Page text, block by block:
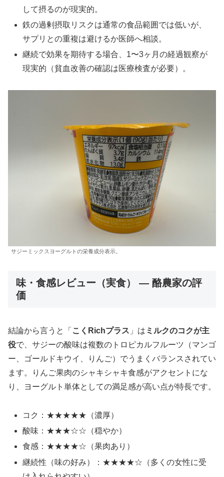
して摂るのが現実的。
鉄の過剰摂取リスクは通常の食品範囲では低いが、
サプリとの重複は避けるか医師へ相談。
継続で効果を期待する場合、1〜3ヶ月の経過観察が
現実的（貧血改善の確認は医療検査が必要）。
サジーミックスヨーグルトの栄養成分表示。
味・食感レビュー（実食） — 酪農家の評
価
結論から言うと「 こくRichプラス 」は ミルクのコクが主
役で、サジーの酸味は複数のトロピカルフルーツ（マンゴ
ー、ゴールドキウイ、りんご）でうまくバランスされてい
ます。りんご果肉のシャキシャキ食感がアクセントにな
り、ヨーグルト単体としての満足感が高い点が特長です。
コク：★★★★★（濃厚）
酸味：★★★☆☆（穏やか）
食感：★★★★☆（果肉あり）
継続性（味の好み）：★★★★☆（多くの女性に受